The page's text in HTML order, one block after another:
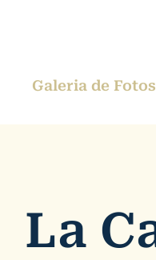
Galeria de Fotos
La